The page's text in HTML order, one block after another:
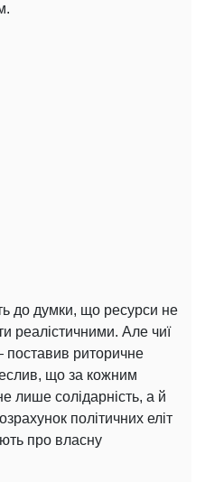
до думки, що ресурси не
реалістичними. Але чиї
поставив риторичне
що за кожним
лише солідарність, а й
політичних еліт
про власну